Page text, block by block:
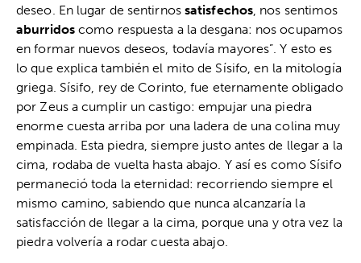
deseo. En lugar de sentirnos satisfechos, nos sentimos
aburridoscomo respuesta a la desgana: nos ocupamos
en formar nuevos deseos, todavía mayores”. Y esto es
lo que explica también el mito de Sísifo, en la mitología
griega. Sísifo, rey de Corinto, fue eternamente obligado
por Zeus a cumplir un castigo: empujar una piedra
enorme cuesta arriba por una ladera de una colina muy
empinada. Esta piedra, siempre justo antes de llegar a la
cima, rodaba de vuelta hasta abajo. Y así es como Sísifo
permaneció toda la eternidad: recorriendo siempre el
mismo camino, sabiendo que nunca alcanzaría la
satisfacción de llegar a la cima, porque una y otra vez la
piedra volvería a rodar cuesta abajo.